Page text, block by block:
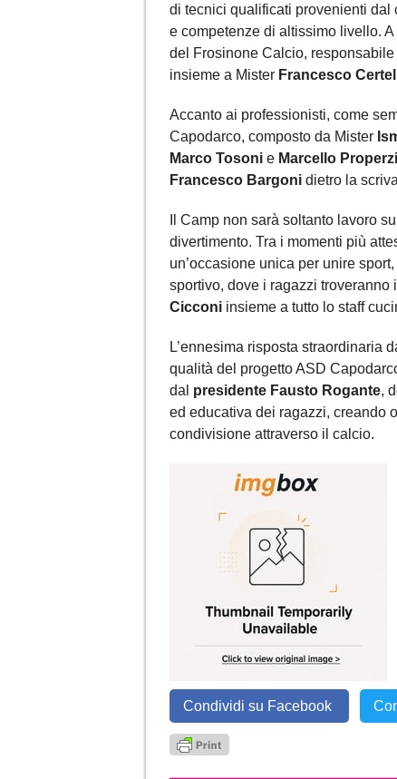
di tecnici qualificati provenienti
e competenze di altissimo livello.
del Frosinone Calcio,
insieme a Mister Francesco
Accanto ai professionisti, come
Capodarco, composto da Mister
Marco Tosoni e Marcello Properzi
Francesco Bargoni dietro la
Il Camp non sarà soltanto lavoro
divertimento. Tra i momenti più
un’occasione unica per unire
sportivo, dove i ragazzi
Cicconi insieme a tutto lo staff
L’ennesima risposta straordinaria
qualità del progetto ASD
dal presidente Fausto Rogante,
ed educativa dei ragazzi, creando
condivisione attraverso il calcio.
Condividi su Facebook